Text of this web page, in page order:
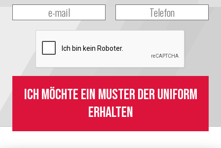
Ich möchte ein Muster der Uniform
erhalten